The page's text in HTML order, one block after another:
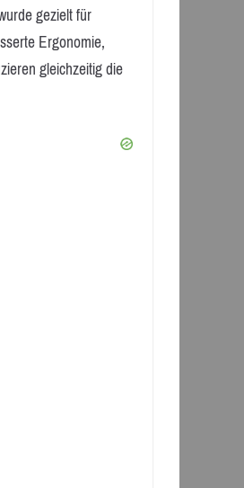
gezielt für
Ergonomie,
gleichzeitig die